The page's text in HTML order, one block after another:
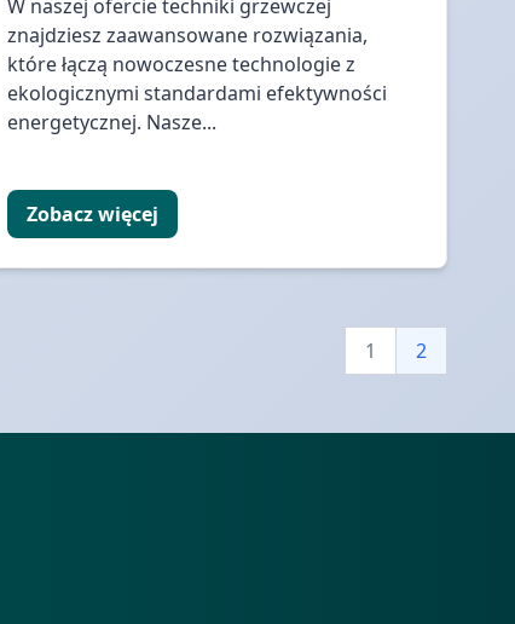
W naszej ofercie techniki grzewczej
znajdziesz zaawansowane rozwiązania,
które łączą nowoczesne technologie z
ekologicznymi standardami efektywności
energetycznej. Nasze...
Zobacz więcej
1 2